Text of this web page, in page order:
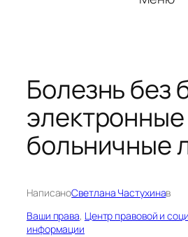
Болезнь без
электронные
больничные
НаписаноСветлана Частухинав
Ваши права, Центр правовой и
информации